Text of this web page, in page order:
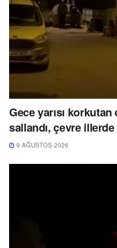
Gece yarısı
sallandı, çevre
9 AĞUSTOS 2026